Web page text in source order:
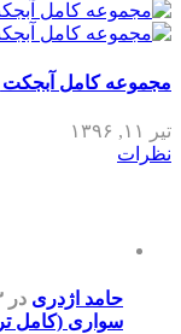
مجموعه کامل
تیر ۱۱, ۱۳۹۶
نظرات
حامد اژدری در ۱۳ دی
سواری (کامل